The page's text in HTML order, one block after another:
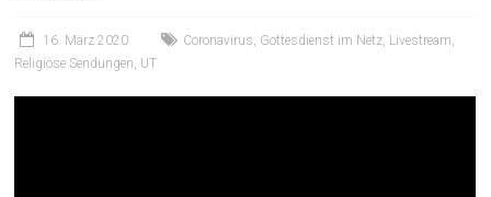
16. März 2020 Coronavirus Gottesdienst im Netz Livestream
Religiöse Sendungen UT